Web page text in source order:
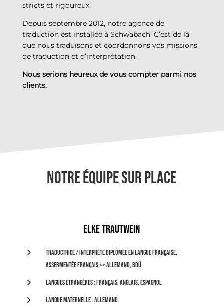
stricts et rigoureux.
Depuis septembre 2012, notre agence de
traduction est installée à Schwabach. C’est de là
que nous traduisons et coordonnons vos missions
de traduction et d’interprétation.
Nous serions heureux de vous compter parmi nos
clients.
Notre équipe sur place
Elke Trautwein
5
Traductrice / interprète diplômée en langue française,
assermentée français <> allemand, BDÜ
5 Langues étrangères : français, anglais, espagnol
5 Langue maternelle : allemand